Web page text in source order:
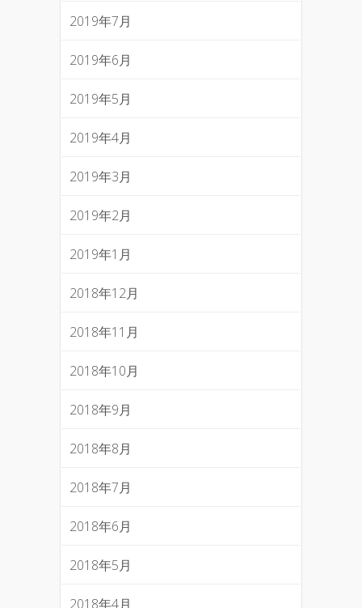
2019年7月
2019年6月
2019年5月
2019年4月
2019年3月
2019年2月
2019年1月
2018年12月
2018年11月
2018年10月
2018年9月
2018年8月
2018年7月
2018年6月
2018年5月
2018年4月